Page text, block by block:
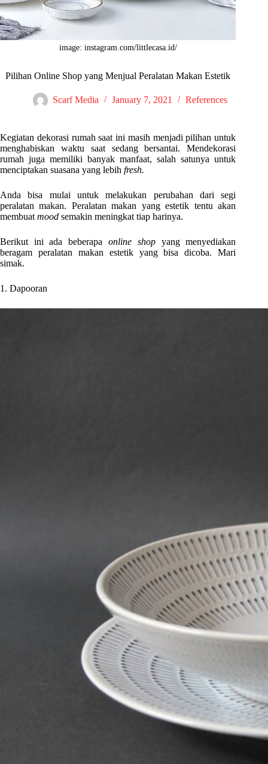
image: instagram.com/littlecasa.id/
Pilihan Online Shop yang Menjual Peralatan Makan Estetik
Scarf Media January 7, 2021 References
Kegiatan dekorasi rumah saat ini masih menjadi pilihan untuk
menghabiskan waktu saat sedang bersantai. Mendekorasi
rumah juga memiliki banyak manfaat, salah satunya untuk
menciptakan suasana yang lebih fresh.
Anda bisa mulai untuk melakukan perubahan dari segi
peralatan makan. Peralatan makan yang estetik tentu akan
membuat mood semakin meningkat tiap harinya.
Berikut ini ada beberapa online shop yang menyediakan
beragam peralatan makan estetik yang bisa dicoba. Mari
simak.
1. Dapooran